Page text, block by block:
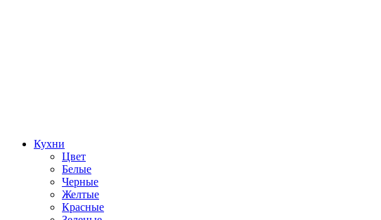
Кухни
Цвет
Белые
Черные
Желтые
Красные